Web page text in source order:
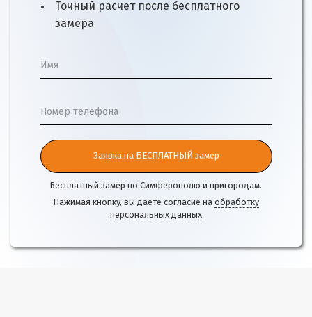
Точный расчет после бесплатного
замера
Имя
Номер телефона
Заявка на БЕСПЛАТНЫЙ замер
Бесплатный замер по Симферополю и пригородам.
Нажимая кнопку, вы даете согласие на обработку
персональных данных